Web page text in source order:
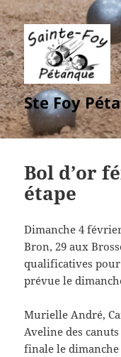
Ste Foy
Bol d’or
étape
Dimanche 4
Bron, 29 aux
qualificatives
prévue le
Murielle André,
Aveline des
finale le